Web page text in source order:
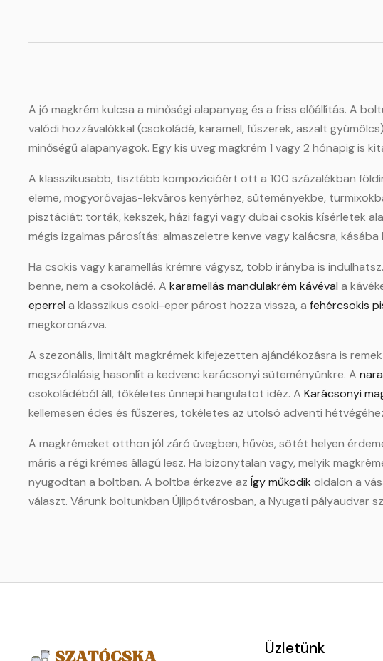
A jó magkrém kulcsa a minőségi alapanyag és a friss előállítás. A
valódi hozzávalókkal (csokoládé, karamell, fűszerek, aszalt
minőségű alapanyagok. Egy kis üveg magkrém 1 vagy 2 hónapig is
A klasszikusabb, tisztább kompozícióért ott a 100 százalékban
eleme, mogyoróvajas-lekváros kenyérhez, süteményekbe,
pisztáciát: torták, kekszek, házi fagyi vagy dubai csokis kísérletek
mégis izgalmas párosítás: almaszeletre kenve vagy kalácsra,
Ha csokis vagy karamellás krémre vágysz, több irányba is
benne, nem a csokoládé. A karamellás mandulakrém kávéval a
eperrel a klasszikus csoki-eper párost hozza vissza, a fehércsokis
megkoronázva.
A szezonális, limitált magkrémek kifejezetten ajándékozásra is
megszólalásig hasonlít a kedvenc karácsonyi süteményünkre. A
csokoládéból áll, tökéletes ünnepi hangulatot idéz. A Karácsonyi
kellemesen édes és fűszeres, tökéletes az utolsó adventi
A magkrémeket otthon jól záró üvegben, hűvös, sötét helyen
máris a régi krémes állagú lesz. Ha bizonytalan vagy, melyik
nyugodtan a boltban. A boltba érkezve azÍgy működik oldalon a
választ. Várunk boltunkban Újlipótvárosban, a Nyugati pályaudvar
Üzletünk